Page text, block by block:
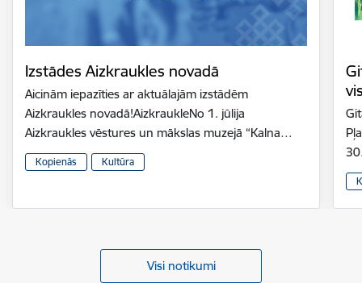
Izstādes Aizkraukles novadā
Aicinām iepazīties ar aktuālajām izstādēm
Aizkraukles novadā!AizkraukleNo 1. jūlija
Aizkraukles vēstures un mākslas muzejā “Kalna…
Kopienās Kultūra
Visi notikumi